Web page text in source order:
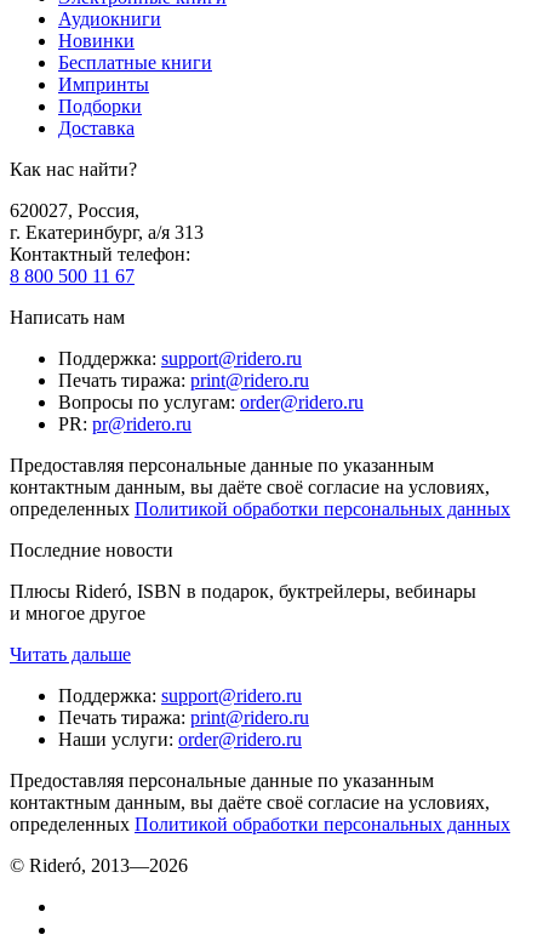
Аудиокниги
Новинки
Бесплатные книги
Импринты
Подборки
Доставка
Как нас найти?
620027, Россия,
г. Екатеринбург, а/я 313
Контактный телефон:
8 800 500 11 67
Написать нам
Поддержка: support@ridero.ru
Печать тиража: print@ridero.ru
Вопросы по услугам: order@ridero.ru
PR: pr@ridero.ru
Предоставляя персональные данные по указанным
контактным данным, вы даёте своё согласие на условиях,
определенных Политикой обработки персональных данных
Последние новости
Плюсы Rideró, ISBN в подарок, буктрейлеры, вебинары
и многое другое
Читать дальше
Поддержка: support@ridero.ru
Печать тиража: print@ridero.ru
Наши услуги: order@ridero.ru
Предоставляя персональные данные по указанным
контактным данным, вы даёте своё согласие на условиях,
определенных Политикой обработки персональных данных
© Rideró, 2013—2026